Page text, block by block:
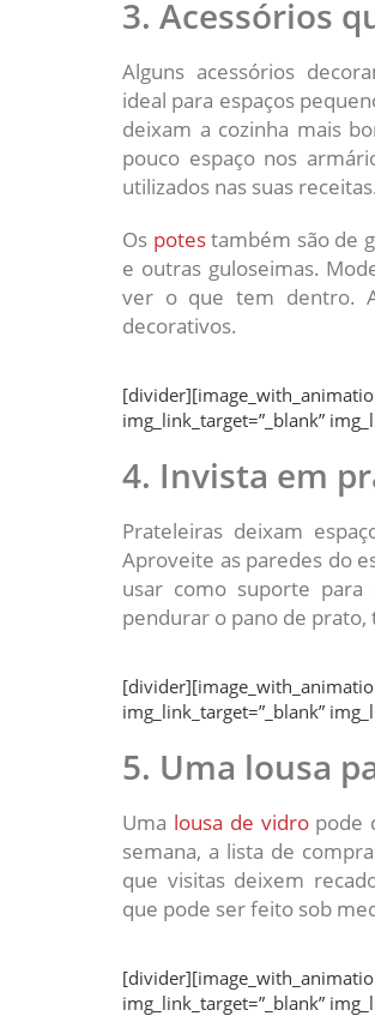
3. Acessórios
Alguns acessórios
ideal para espaços
deixam a cozinha mais
pouco espaço nos
utilizados nas suas receitas.
Os potestambém são de
e outras guloseimas.
ver o que tem dentro.
decorativos.
img_link_target=”_blank”
4. Invista em
Prateleiras deixam
Aproveite as paredes do
usar como suporte para
pendurar o pano de
img_link_target=”_blank”
5. Uma lousa
Uma lousa de vidropode
semana, a lista de
que visitas deixem
que pode ser feito sob
img_link_target=”_blank”